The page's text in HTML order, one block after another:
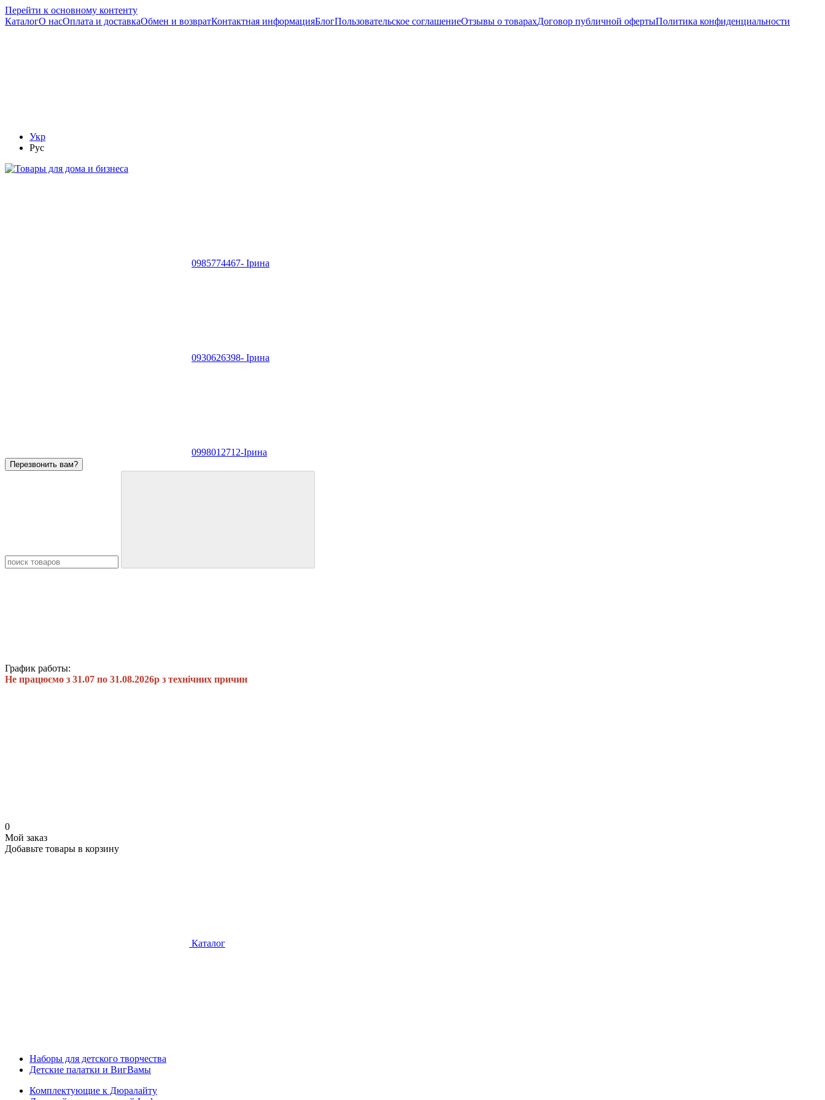
Перейти к основному контенту
КаталогО насОплата и доставкаОбмен и возвратКонтактная информацияБлогПользовательское соглашениеОтзывы о товарахДоговор публичной офертыПолитика конфиденциальности
Укр
Рус
0985774467- Ірина
0930626398- Ірина
0998012712-Ірина
Перезвонить вам?
График работы:
Не працюємо з 31.07 по 31.08.2026р з технічних причин
0
Мой заказ
Добавьте товары в корзину
Каталог
Наборы для детского творчества
Детские палатки и ВигВамы
Комплектующие к Дюралайту